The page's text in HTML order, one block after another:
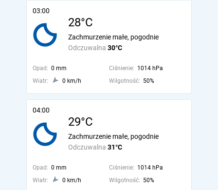
03:00
28°C
Odczuwalna 30°C
Zachmurzenie małe, pogodnie
Opad: 0 mm Ciśnienie: 1014 hPa
Wiatr:
0 km/h Wilgotność: 50%
04:00
29°C
Odczuwalna 31°C
Zachmurzenie małe, pogodnie
Opad: 0 mm Ciśnienie: 1014 hPa
Wiatr:
0 km/h Wilgotność: 50%